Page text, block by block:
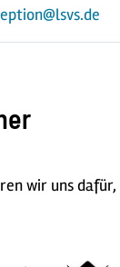
wir uns